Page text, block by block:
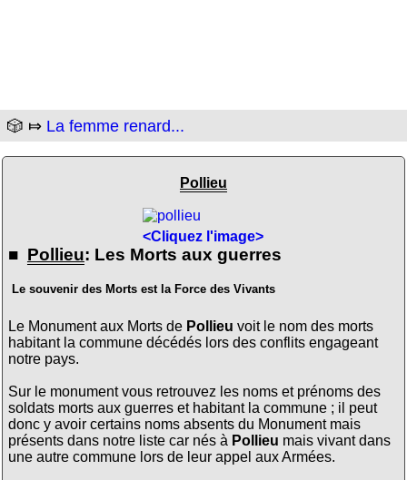
🎲 ⤇ La femme renard...
Pollieu
<Cliquez l'image>
■ Pollieu: Les Morts aux guerres
Le souvenir des Morts est la Force des Vivants
Le Monument aux Morts de Pollieu voit le nom des morts
habitant la commune décédés lors des conflits engageant
notre pays.
Sur le monument vous retrouvez les noms et prénoms des
soldats morts aux guerres et habitant la commune ; il peut
donc y avoir certains noms absents du Monument mais
présents dans notre liste car nés à Pollieu mais vivant dans
une autre commune lors de leur appel aux Armées.